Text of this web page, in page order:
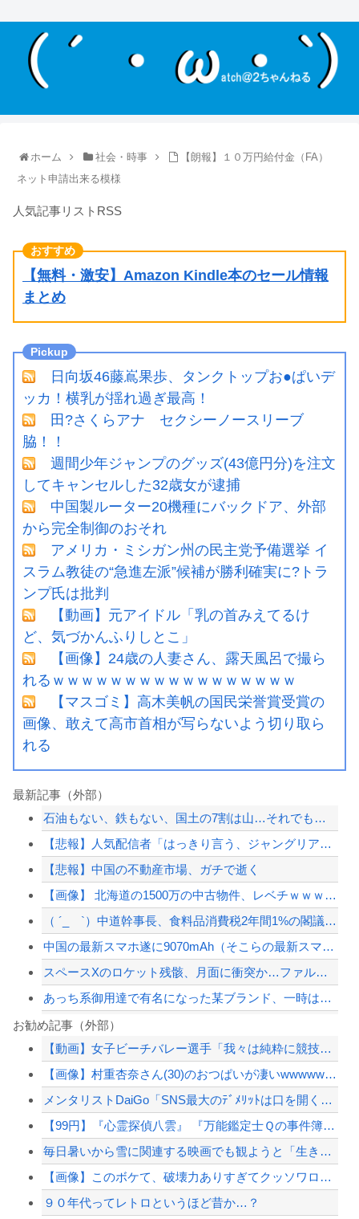
ホーム 社会・時事
【朗報】１０万円給付金（FA）
ネット申請出来る模様
人気記事リストRSS
【無料・激安】Amazon Kindle本のセール情報
まとめ
日向坂46藤嶌果歩、タンクトップお●ぱいデ
ッカ！横乳が揺れ過ぎ最高！
田?さくらアナ セクシーノースリーブ
脇！！
週間少年ジャンプのグッズ(43億円分)を注文
してキャンセルした32歳女が逮捕
中国製ルーター20機種にバックドア、外部
から完全制御のおそれ
アメリカ・ミシガン州の民主党予備選挙 イ
スラム教徒の“急進左派”候補が勝利確実に?トラ
ンプ氏は批判
【動画】元アイドル「乳の首みえてるけ
ど、気づかんふりしとこ」
【画像】24歳の人妻さん、露天風呂で撮ら
れるｗｗｗｗｗｗｗｗｗｗｗｗｗｗｗｗｗ
【マスゴミ】高木美帆の国民栄誉賞受賞の
画像、敢えて高市首相が写らないよう切り取ら
れる
最新記事（外部）
石油もない、鉄もない、国土の7割は山…それでも日本が世界屈指の経済大国になれた「...
【悲報】人気配信者「はっきり言う、ジャングリア沖縄ほんとーーーーーーーーにおもん...
【悲報】中国の不動産市場、ガチで逝く
【画像】 北海道の1500万の中古物件、レベチｗｗｗｗｗｗｗｗｗｗｗｗｗｗｗｗｗ...
（ ´_ゝ`）中道幹事長、食料品消費税2年間1%の閣議決定を批判 → 記者「中道...
中国の最新スマホ遂に9070mAh（そこらの最新スマホの約2倍）のバッテリーを積...
スペースXのロケット残骸、月面に衝突か…ファルコン9の上段！
あっち系御用達で有名になった某ブランド、一時は飛ぶ鳥を落とす勢いだったが今期の業...
台湾メディア「中国がレアアースを武器に貿易戦争した結果ｗｗｗｗｗｗｗｗ」
【衝撃】中国製ルーター20機種にバックドア発見！ ネットに繋ぐだけで35秒ごとに...
【悲報】嫁に15年間嘘つかれてて心が壊れてるから相手してくれ
【配信者】「金バエ」のSNS更新が1週間途絶え、様々な憶測が飛び交う。1週間ぶり...
【緊急速報】NYで警官が黒人男性の首を絞め、暴動第二波不可避へ
お勧め記事（外部）
【動画】女子ビーチバレー選手「我々は純粋に競技をしてるので性的な目で見ないでくだ...
【画像】村重杏奈さん(30)のおつぱいが凄いwwwwwwwwwwww
メンタリストDaiGo「SNS最大のﾃﾞﾒﾘｯﾄは口を開く価値がない奴が発信でき...
【99円】『心霊探偵八雲』 『万能鑑定士Ｑの事件簿』 『東京レイヴンズ』など、...
毎日暑いから雪に関連する映画でも観ようと「生きてこそ」を借りたのね
【画像】このボケて、破壊力ありすぎてクッソワロタｗｗｗｗｗｗｗｗｗ
９０年代ってレトロというほど昔か…？